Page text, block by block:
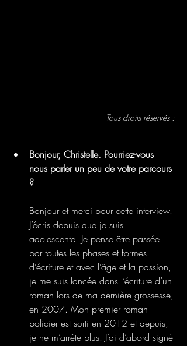
Tous droits réservés :
Bonjour, Christelle. Pourriez-vous
nous parler un peu de votre parcours
?
Bonjour et merci pour cette interview.
J’écris depuis que je suis
adolescente. Je pense être passée
par toutes les phases et formes
d’écriture et avec l’âge et la passion,
je me suis lancée dans l’écriture d’un
roman lors de ma dernière grossesse,
en 2007. Mon premier roman
policier est sorti en 2012 et depuis,
je ne m’arrête plus. J’ai d’abord signé